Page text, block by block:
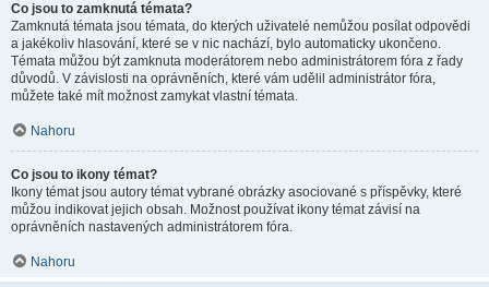
Co jsou to zamknutá témata?
Zamknutá témata jsou témata, do kterých uživatelé nemůžou posílat odpovědi
a jakékoliv hlasování, které se v nic nachází, bylo automaticky ukončeno.
Témata můžou být zamknuta moderátorem nebo administrátorem fóra z řady
důvodů. V závislosti na oprávněních, které vám udělil administrátor fóra,
můžete také mít možnost zamykat vlastní témata.
Nahoru
Co jsou to ikony témat?
Ikony témat jsou autory témat vybrané obrázky asociované s příspěvky, které
můžou indikovat jejich obsah. Možnost používat ikony témat závisí na
oprávněních nastavených administrátorem fóra.
Nahoru